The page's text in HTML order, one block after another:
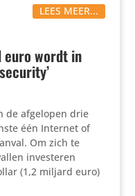
LEES MEER...
euro wordt in
de afgelopen drie
één Internet of
Om zich te
investeren
(1,2 miljard euro)